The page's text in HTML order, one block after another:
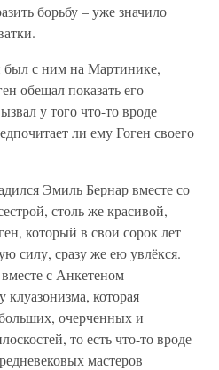
борьбу – уже значило
был с ним на Мартинике,
обещал показать его
у того что-то вроде
ли ему Гоген своего
Эмиль Бернар вместе со
столь же красивой,
который в свои сорок лет
силу, сразу же ею увлёкся.
с Анкетеном
которая
очерченных и
то есть что-то вроде
мастеров